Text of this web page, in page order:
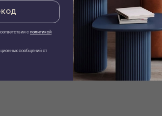
элементы декоративной резьбы как
сполитикой
сообщений от